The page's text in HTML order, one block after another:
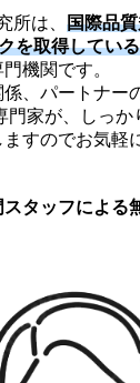
所は、 国際品
を取得している
機関です。
、パートナー
門家が、しっか
すのでお気軽
スタッフによる